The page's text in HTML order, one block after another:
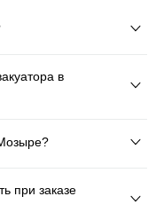
в
при заказе